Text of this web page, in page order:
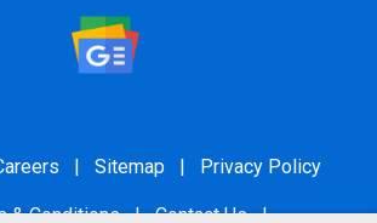
| Sitemap | Privacy Policy
& Conditions | Contact Us |